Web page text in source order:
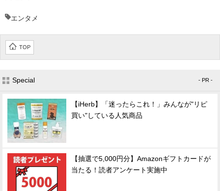
エンタメ
TOP
Special - PR -
【iHerb】「迷ったらこれ！」みんなが"リピ
買い"している人気商品
【抽選で5,000円分】Amazonギフトカードが
当たる！読者アンケート実施中